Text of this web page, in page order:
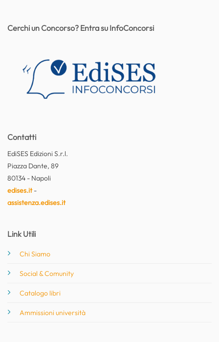
Contatti
EdiSES Edizioni S.r.l.
Piazza Dante, 89
80134 - Napoli
edises.it-
assistenza.edises.it
Link Utili
Chi Siamo
Social & Comunity
Catalogo libri
Ammissioni università
Cerchi un Concorso? Entra su InfoConcorsi